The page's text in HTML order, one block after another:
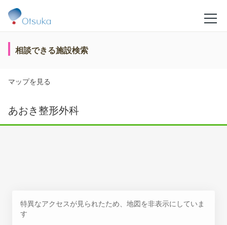
相談できる施設検索
マップを見る
あおき整形外科
特異なアクセスが見られたため、地図を非表示にしていま
す